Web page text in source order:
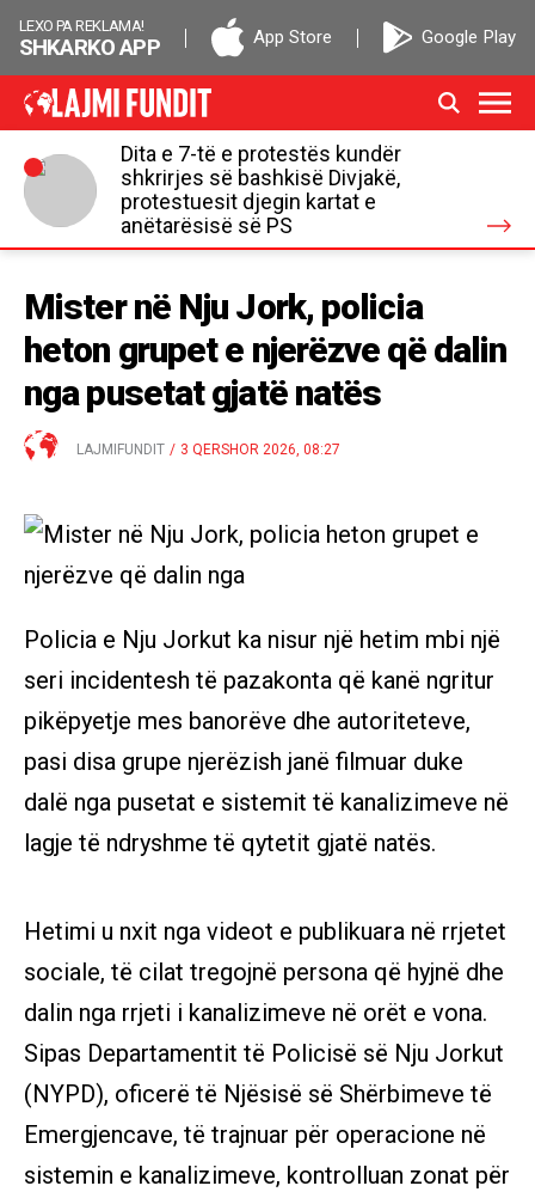
LEXO PA REKLAMA!
SHKARKO APP App Store Google Play
Dita e 7-të e protestës kundër
shkrirjes së bashkisë Divjakë,
protestuesit djegin kartat e
anëtarësisë së PS
Mister në Nju Jork, policia
heton grupet e njerëzve që dalin
nga pusetat gjatë natës
LAJMIFUNDIT / 3 QERSHOR 2026, 08:27
Policia e Nju Jorkut ka nisur një hetim mbi një
seri incidentesh të pazakonta që kanë ngritur
pikëpyetje mes banorëve dhe autoriteteve,
pasi disa grupe njerëzish janë filmuar duke
dalë nga pusetat e sistemit të kanalizimeve në
lagje të ndryshme të qytetit gjatë natës.
Hetimi u nxit nga videot e publikuara në rrjetet
sociale, të cilat tregojnë persona që hyjnë dhe
dalin nga rrjeti i kanalizimeve në orët e vona.
Sipas Departamentit të Policisë së Nju Jorkut
(NYPD), oficerë të Njësisë së Shërbimeve të
Emergjencave, të trajnuar për operacione në
sistemin e kanalizimeve, kontrolluan zonat për